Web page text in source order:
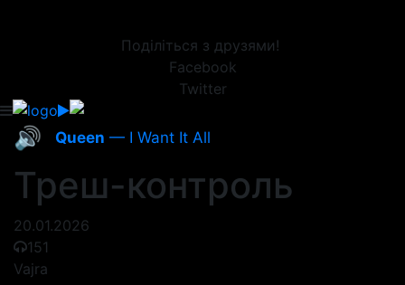
Поділіться з друзями!
Facebook
Twitter
🔊 Queen — I Want It All
Треш-контроль
20.01.2026
151
Vajra